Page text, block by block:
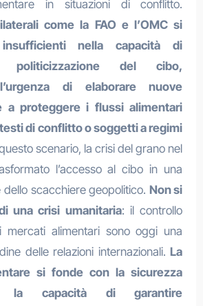
in situazioni di conflitto.
come la FAO e l’OMC si
nella capacità di
politicizzazione del cibo,
di elaborare nuove
a proteggere i flussi alimentari
di conflitto o soggetti a regimi
scenario, la crisi del grano nel
l’accesso al cibo in una
scacchiere geopolitico. Non si
una crisi umanitaria: il controllo
alimentari sono oggi una
delle relazioni internazionali. La
si fonde con la sicurezza
la capacità di garantire